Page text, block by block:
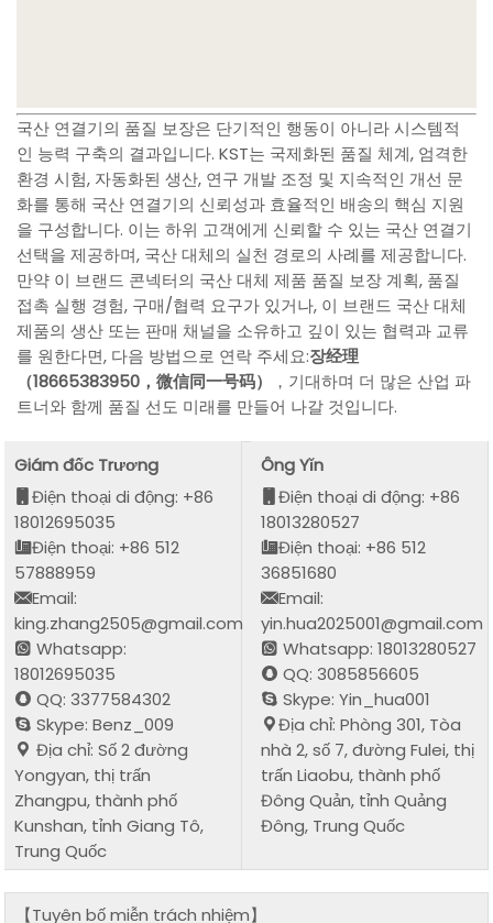
국산 연결기의 품질 보장은 단기적인 행동이 아니라 시스템적
인 능력 구축의 결과입니다. KST는 국제화된 품질 체계, 엄격한
환경 시험, 자동화된 생산, 연구 개발 조정 및 지속적인 개선 문
화를 통해 국산 연결기의 신뢰성과 효율적인 배송의 핵심 지원
을 구성합니다. 이는 하위 고객에게 신뢰할 수 있는 국산 연결기
선택을 제공하며, 국산 대체의 실천 경로의 사례를 제공합니다.
만약 이 브랜드 콘넥터의 국산 대체 제품 품질 보장 계획, 품질
접촉 실행 경험, 구매/협력 요구가 있거나, 이 브랜드 국산 대체
제품의 생산 또는 판매 채널을 소유하고 깊이 있는 협력과 교류
를 원한다면, 다음 방법으로 연락 주세요:장经理
（18665383950，微信同一号码）
，기대하며 더 많은 산업 파
트너와 함께 품질 선도 미래를 만들어 나갈 것입니다.
Giám đốc Trương
Điện thoại di động: +86
18012695035
Điện thoại: +86 512
57888959
Email:
king.zhang2505@gmail.com
Whatsapp:
18012695035
QQ: 3377584302
Skype: Benz_009
Địa chỉ: Số 2 đường
Yongyan, thị trấn
Zhangpu, thành phố
Kunshan, tỉnh Giang Tô,
Trung Quốc
Ông Yǐn
Điện thoại di động: +86
18013280527
Điện thoại: +86 512
36851680
Email:
yin.hua2025001@gmail.com
Whatsapp: 18013280527
QQ: 3085856605
Skype: Yin_hua001
Địa chỉ: Phòng 301, Tòa
nhà 2, số 7, đường Fulei, thị
trấn Liaobu, thành phố
Đông Quản, tỉnh Quảng
Đông, Trung Quốc
【Tuyên bố miễn trách nhiệm】